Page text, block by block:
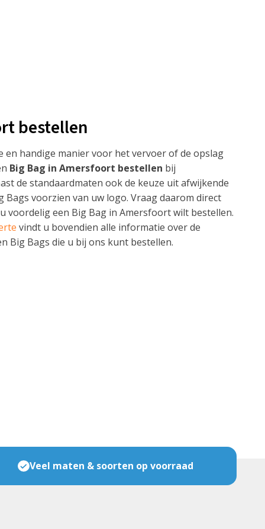
bestellen
en handige manier voor het vervoer of de opslag
Big Bag in Amersfoort bestellen bij
de standaardmaten ook de keuze uit afwijkende
Bags voorzien van uw logo. Vraag daarom direct
voordelig een Big Bag in Amersfoort wilt bestellen.
vindt u bovendien alle informatie over de
Big Bags die u bij ons kunt bestellen.
Veel maten & soorten op voorraad